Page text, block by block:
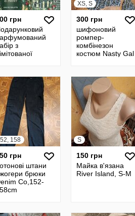
грн
з
XS, S
300 грн
шифоновий
ромпер-
комбінезон
костюм Nasty Gal
158
грн
штани
брюки
Co,152-
S
150 грн
Майка в'язана
River Island, S-M